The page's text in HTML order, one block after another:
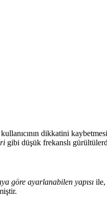
dikkatini
gibi düşük frekanslı
göre ayarlanabilen yapısı ile,